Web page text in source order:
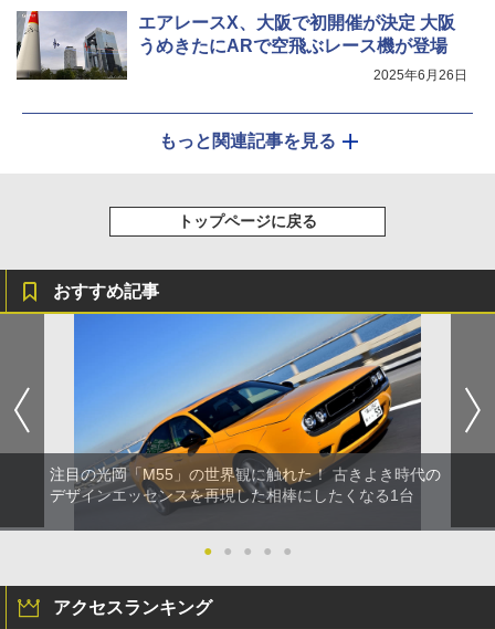
エアレースX、大阪で初開催が決定 大阪
うめきたにARで空飛ぶレース機が登場
2025年6月26日
もっと関連記事を見る
トップページに戻る
おすすめ記事
注目の光岡「M55」の世界観に触れた！ 古きよき時代の
デザインエッセンスを再現した相棒にしたくなる1台
● ● ● ● ●
アクセスランキング